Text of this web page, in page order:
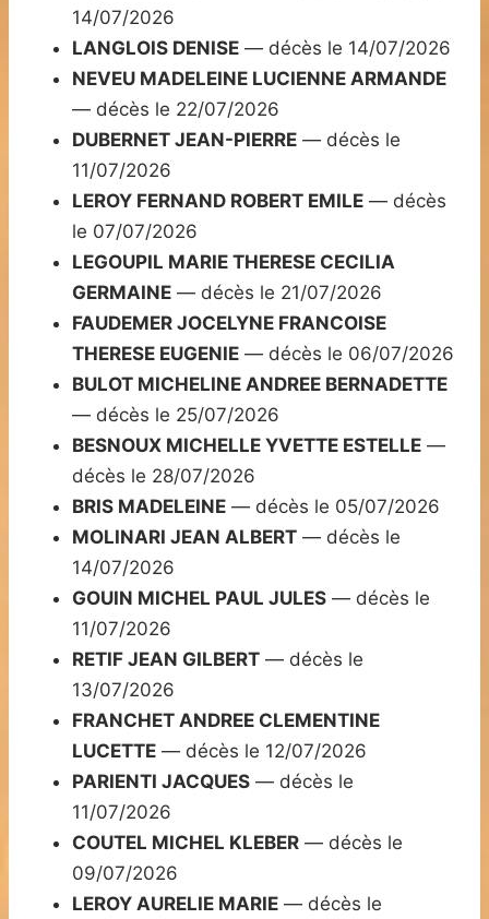
14/07/2026
LANGLOIS DENISE — décès le 14/07/2026
NEVEU MADELEINE LUCIENNE ARMANDE
— décès le 22/07/2026
DUBERNET JEAN-PIERRE — décès le
11/07/2026
LEROY FERNAND ROBERT EMILE — décès
le 07/07/2026
LEGOUPIL MARIE THERESE CECILIA
GERMAINE — décès le 21/07/2026
FAUDEMER JOCELYNE FRANCOISE
THERESE EUGENIE — décès le 06/07/2026
BULOT MICHELINE ANDREE BERNADETTE
— décès le 25/07/2026
BESNOUX MICHELLE YVETTE ESTELLE —
décès le 28/07/2026
BRIS MADELEINE — décès le 05/07/2026
MOLINARI JEAN ALBERT — décès le
14/07/2026
GOUIN MICHEL PAUL JULES — décès le
11/07/2026
RETIF JEAN GILBERT — décès le
13/07/2026
FRANCHET ANDREE CLEMENTINE
LUCETTE — décès le 12/07/2026
PARIENTI JACQUES — décès le
11/07/2026
COUTEL MICHEL KLEBER — décès le
09/07/2026
LEROY AURELIE MARIE — décès le